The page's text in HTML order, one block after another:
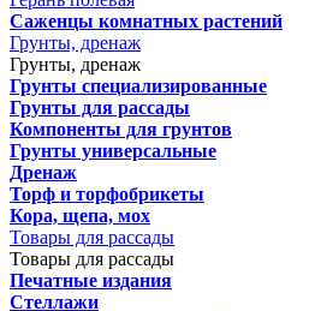
Саженцы комнатных растений
Грунты, дренаж
Грунты, дренаж
Грунты специализированные
Грунты для рассады
Компоненты для грунтов
Грунты универсальные
Дренаж
Торф и торфобрикеты
Кора, щепа, мох
Товары для рассады
Товары для рассады
Печатные издания
Стеллажи